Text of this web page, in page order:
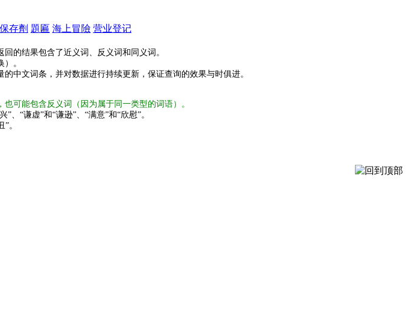
保存劑 題匾 海上冒險 营业登记
的结果包含了近义词、反义词和同义词。
。
中文词条，并对数据进行持续更新，保证查询的效果与时俱进。
可能包含反义词（因为属于同一类型的词语）。
、“谦虚”和“谦逊”、“满意”和“欣慰”。
。